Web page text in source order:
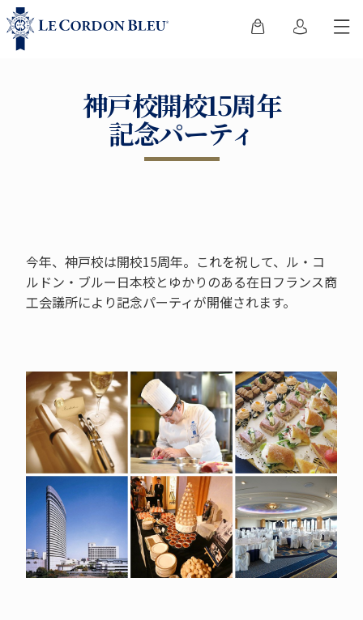
神戸校開校15周年
記念パーティ
今年、神戸校は開校15周年。これを祝して、ル・コ
ルドン・ブルー日本校とゆかりのある在日フランス商
工会議所により記念パーティが開催されます。